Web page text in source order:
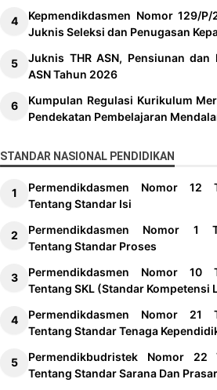
Kepmendikdasmen Nomor 129/
Juknis Seleksi dan Penugasan
Juknis THR ASN, Pensiunan dan
ASN Tahun 2026
Kumpulan Regulasi Kurikulum
Pendekatan Pembelajaran
STANDAR NASIONAL PENDIDIKAN
Permendikdasmen Nomor 12
Tentang Standar Isi
Permendikdasmen Nomor 1
Tentang Standar Proses
Permendikdasmen Nomor 10
Tentang SKL (Standar Kompetensi
Permendikdasmen Nomor 21
Tentang Standar Tenaga
Permendikbudristek Nomor 22
Tentang Standar Sarana Dan